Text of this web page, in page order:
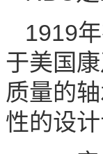
1919
于美国
质量的
性的设计